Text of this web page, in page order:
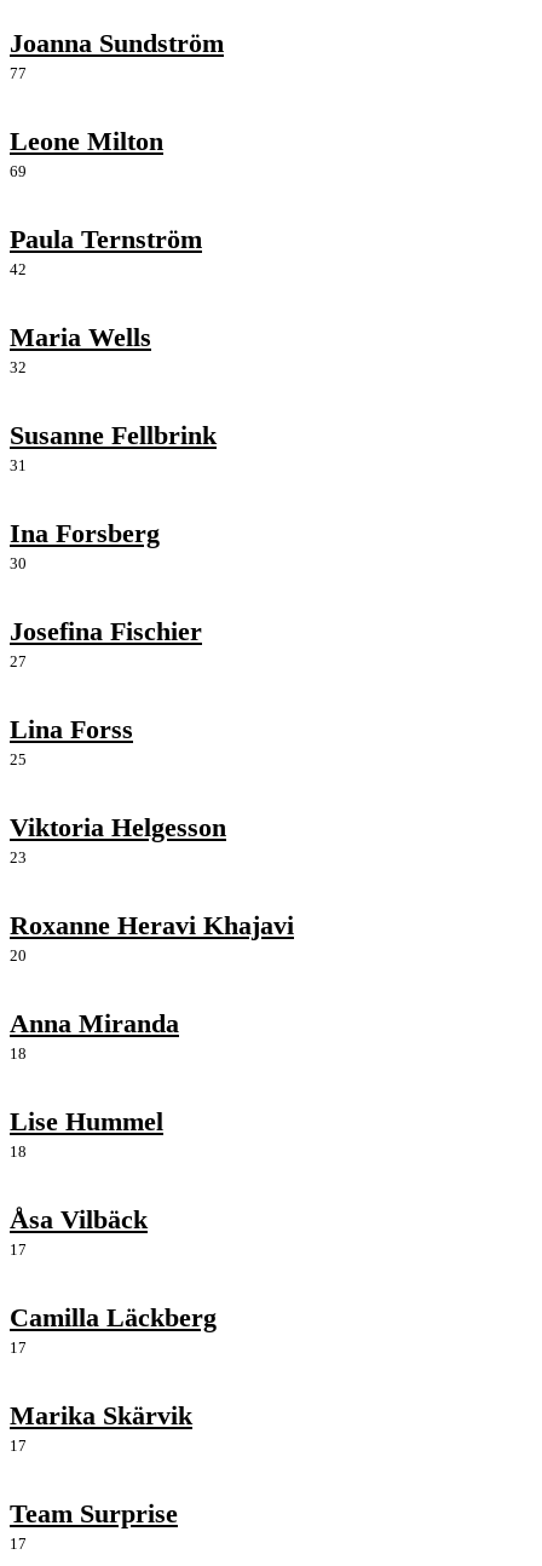
Joanna Sundström
77
Leone Milton
69
Paula Ternström
42
Maria Wells
32
Susanne Fellbrink
31
Ina Forsberg
30
Josefina Fischier
27
Lina Forss
25
Viktoria Helgesson
23
Roxanne Heravi Khajavi
20
Anna Miranda
18
Lise Hummel
18
Åsa Vilbäck
17
Camilla Läckberg
17
Marika Skärvik
17
Team Surprise
17